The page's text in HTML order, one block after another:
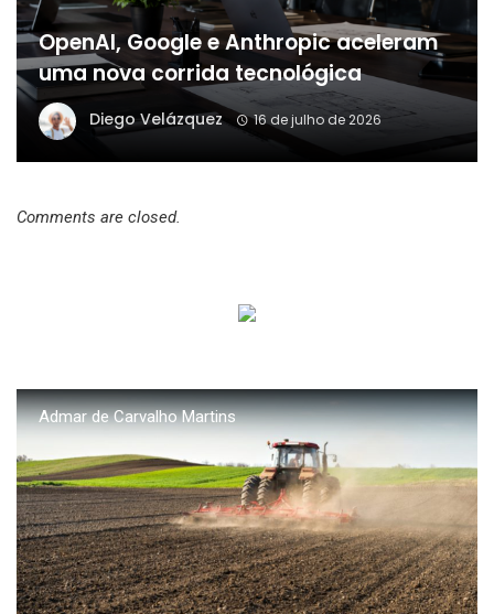
OpenAI, Google e Anthropic aceleram
uma nova corrida tecnológica
Diego Velázquez 16 de julho de 2026
Comments are closed.
Admar de Carvalho Martins